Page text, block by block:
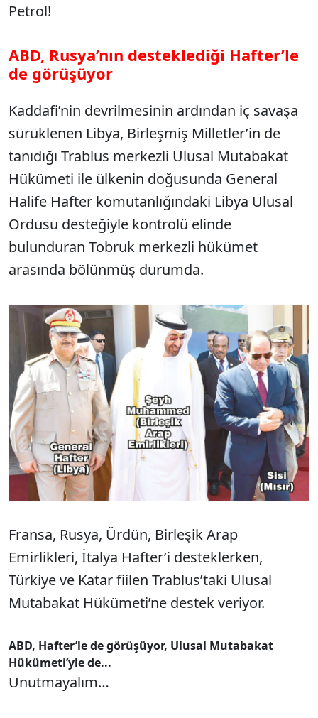
Petrol!
ABD, Rusya’nın desteklediği Hafter’le
de görüşüyor
Kaddafi’nin devrilmesinin ardından iç savaşa
sürüklenen Libya, Birleşmiş Milletler’in de
tanıdığı Trablus merkezli Ulusal Mutabakat
Hükümeti ile ülkenin doğusunda General
Halife Hafter komutanlığındaki Libya Ulusal
Ordusu desteğiyle kontrolü elinde
bulunduran Tobruk merkezli hükümet
arasında bölünmüş durumda.
Fransa, Rusya, Ürdün, Birleşik Arap
Emirlikleri, İtalya Hafter’i desteklerken,
Türkiye ve Katar fiilen Trablus’taki Ulusal
Mutabakat Hükümeti’ne destek veriyor.
ABD, Hafter’le de görüşüyor, Ulusal Mutabakat
Hükümeti’yle de...
Unutmayalım…